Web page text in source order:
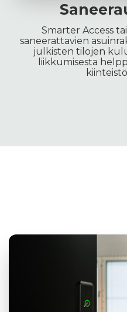
Smarter Access
saneerattavien
julkisten tilojen
liikkumisesta